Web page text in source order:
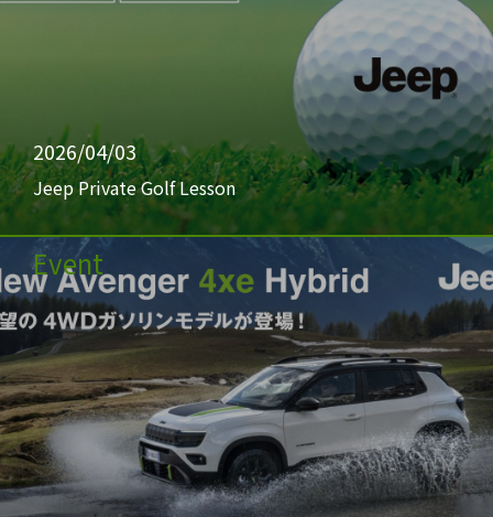
2026/04/03
Jeep Private Golf Lesson
Event